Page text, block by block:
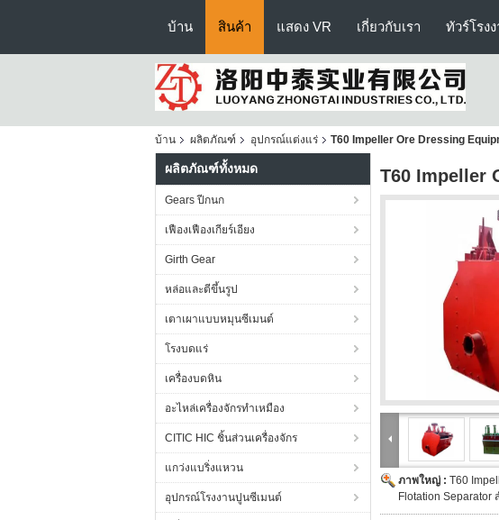
บ้าน สินค้า แสดง VR เกี่ยวกับเรา ทัวร์โรง
บ้าน ผลิตภัณฑ์ อุปกรณ์แต่งแร่ T60 Impeller Ore Dressing
ผลิตภัณฑ์ทั้งหมด
Gears ปีกนก
เฟืองเฟืองเกียร์เอียง
Girth Gear
หล่อและตีขึ้นรูป
เตาเผาแบบหมุนซีเมนต์
โรงบดแร่
เครื่องบดหิน
อะไหล่เครื่องจักรทำเหมือง
CITIC HIC ชิ้นส่วนเครื่องจักร
แกว่งแบริ่งแหวน
อุปกรณ์โรงงานปูนซีเมนต์
T60 Impeller
ภาพใหญ่ : T60
Flotation Separator